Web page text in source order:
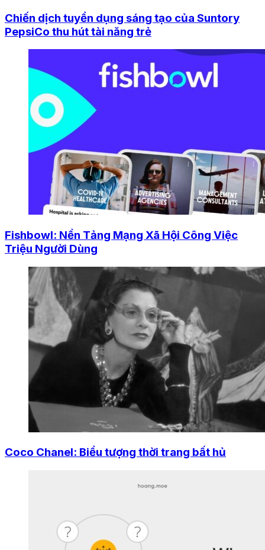
Chiến dịch tuyển dụng sáng tạo của Suntory
PepsiCo thu hút tài năng trẻ
Fishbowl: Nền Tảng Mạng Xã Hội Công Việc
Triệu Người Dùng
Coco Chanel: Biểu tượng thời trang bất hủ